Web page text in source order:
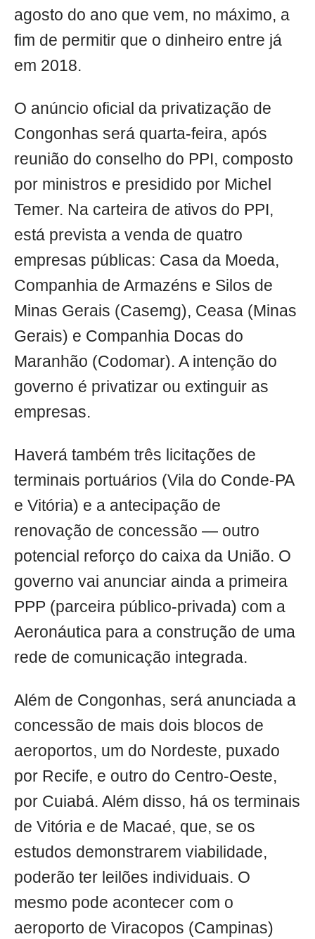
agosto do ano que vem, no máximo, a
fim de permitir que o dinheiro entre já
em 2018.
O anúncio oficial da privatização de
Congonhas será quarta-feira, após
reunião do conselho do PPI, composto
por ministros e presidido por Michel
Temer. Na carteira de ativos do PPI,
está prevista a venda de quatro
empresas públicas: Casa da Moeda,
Companhia de Armazéns e Silos de
Minas Gerais (Casemg), Ceasa (Minas
Gerais) e Companhia Docas do
Maranhão (Codomar). A intenção do
governo é privatizar ou extinguir as
empresas.
Haverá também três licitações de
terminais portuários (Vila do Conde-PA
e Vitória) e a antecipação de
renovação de concessão — outro
potencial reforço do caixa da União. O
governo vai anunciar ainda a primeira
PPP (parceira público-privada) com a
Aeronáutica para a construção de uma
rede de comunicação integrada.
Além de Congonhas, será anunciada a
concessão de mais dois blocos de
aeroportos, um do Nordeste, puxado
por Recife, e outro do Centro-Oeste,
por Cuiabá. Além disso, há os terminais
de Vitória e de Macaé, que, se os
estudos demonstrarem viabilidade,
poderão ter leilões individuais. O
mesmo pode acontecer com o
aeroporto de Viracopos (Campinas)